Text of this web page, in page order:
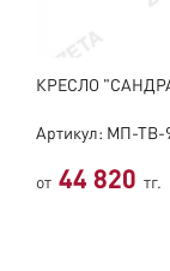
КРЕСЛО
Артикул: МП-ТВ-
от 44 820 тг.